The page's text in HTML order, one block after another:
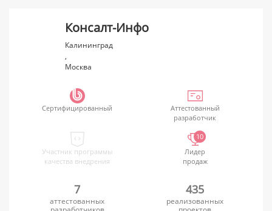
Консалт-Инфо
Калининград
,
Москва
Сертифицированный
Аттестованный
разработчик
Участник программы
качества внедрения
10
Лидер
продаж
7
аттестованных
435
реализованных